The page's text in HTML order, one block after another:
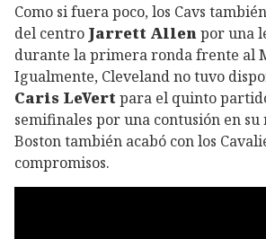
Como si fuera poco, los Cavs
del centro Jarrett Allenpor una
durante la primera ronda frente al
Igualmente, Cleveland no tuvo
Caris LeVertpara el quinto
semifinales por una contusión en
Boston también acabó con los
compromisos.